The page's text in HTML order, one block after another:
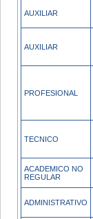
AUXILIAR
AUXILIAR
PROFESIONAL
TECNICO
ACADEMICO NO
REGULAR
ADMINISTRATIVO